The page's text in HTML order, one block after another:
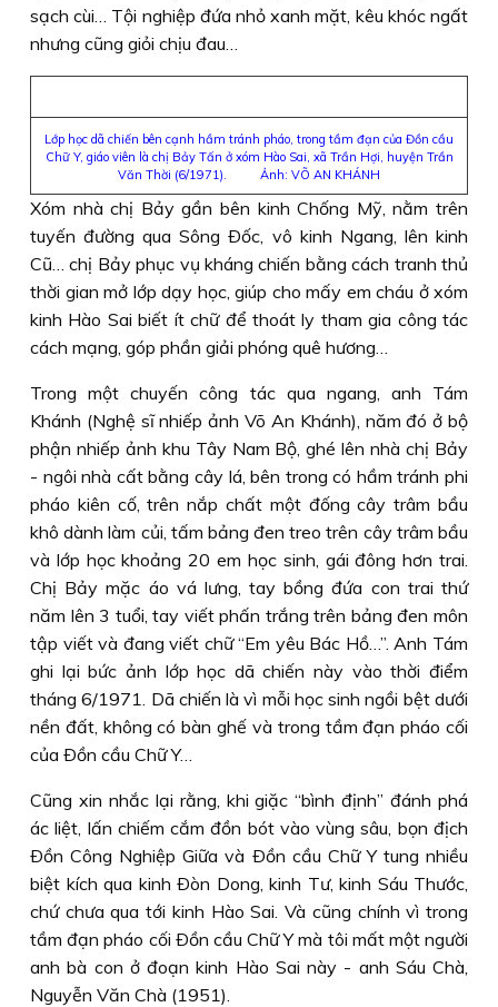
sạch cùi… Tội nghiệp đứa nhỏ xanh mặt, kêu khóc ngất
nhưng cũng giỏi chịu đau…
Lớp học dã chiến bên cạnh hầm tránh pháo, trong tầm đạn của Đồn cầu
Chữ Y, giáo viên là chị Bảy Tấn ở xóm Hào Sai, xã Trần Hợi, huyện Trần
Văn Thời (6/1971). Ảnh: VÕ AN KHÁNH
Xóm nhà chị Bảy gần bên kinh Chống Mỹ, nằm trên
tuyến đường qua Sông Ðốc, vô kinh Ngang, lên kinh
Cũ… chị Bảy phục vụ kháng chiến bằng cách tranh thủ
thời gian mở lớp dạy học, giúp cho mấy em cháu ở xóm
kinh Hào Sai biết ít chữ để thoát ly tham gia công tác
cách mạng, góp phần giải phóng quê hương…
Trong một chuyến công tác qua ngang, anh Tám
Khánh (Nghệ sĩ nhiếp ảnh Võ An Khánh), năm đó ở bộ
phận nhiếp ảnh khu Tây Nam Bộ, ghé lên nhà chị Bảy
- ngôi nhà cất bằng cây lá, bên trong có hầm tránh phi
pháo kiên cố, trên nắp chất một đống cây trâm bầu
khô dành làm củi, tấm bảng đen treo trên cây trâm bầu
và lớp học khoảng 20 em học sinh, gái đông hơn trai.
Chị Bảy mặc áo vá lưng, tay bồng đứa con trai thứ
năm lên 3 tuổi, tay viết phấn trắng trên bảng đen môn
tập viết và đang viết chữ “Em yêu Bác Hồ…”. Anh Tám
ghi lại bức ảnh lớp học dã chiến này vào thời điểm
tháng 6/1971. Dã chiến là vì mỗi học sinh ngồi bệt dưới
nền đất, không có bàn ghế và trong tầm đạn pháo cối
của Ðồn cầu Chữ Y…
Cũng xin nhắc lại rằng, khi giặc “bình định” đánh phá
ác liệt, lấn chiếm cắm đồn bót vào vùng sâu, bọn địch
Ðồn Công Nghiệp Giữa và Ðồn cầu Chữ Y tung nhiều
biệt kích qua kinh Ðòn Dong, kinh Tư, kinh Sáu Thước,
chứ chưa qua tới kinh Hào Sai. Và cũng chính vì trong
tầm đạn pháo cối Ðồn cầu Chữ Y mà tôi mất một người
anh bà con ở đoạn kinh Hào Sai này - anh Sáu Chà,
Nguyễn Văn Chà (1951).